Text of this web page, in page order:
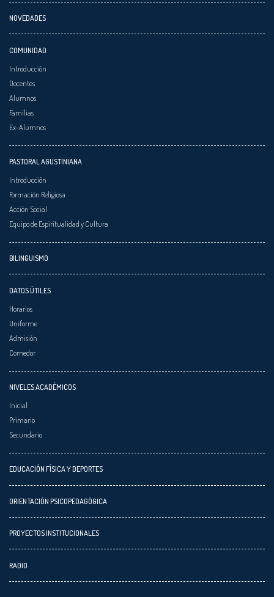
NOVEDADES
COMUNIDAD
Introducción
Docentes
Alumnos
Familias
Ex-Alumnos
PASTORAL AGUSTINIANA
Introducción
Formación Religiosa
Acción Social
Equipo de Espiritualidad y Cultura
BILINGUISMO
DATOS ÚTILES
Horarios
Uniforme
Admisión
Comedor
NIVELES ACADÉMICOS
Inicial
Primario
Secundario
EDUCACIÓN FÍSICA Y DEPORTES
ORIENTACIÓN PSICOPEDAGÓGICA
PROYECTOS INSTITUCIONALES
RADIO